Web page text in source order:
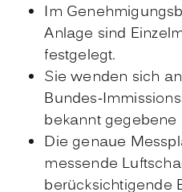
Im
Anlage sind
festgelegt.
Sie wenden sich
Bundes-
bekannt gegebene
Die genaue
messende
berücksichtigende